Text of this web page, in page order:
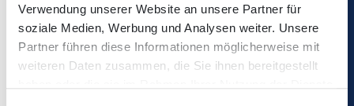
Verwendung unserer Website an unsere Partner für
soziale Medien, Werbung und Analysen weiter. Unsere
Partner führen diese Informationen möglicherweise mit
weiteren Daten zusammen, die Sie ihnen bereitgestellt
Kontaktdaten:Willkommen - Hunsrückbahn
(hunsrueckbahn.de)
Lagepläne SEV: www.bahnhof.de